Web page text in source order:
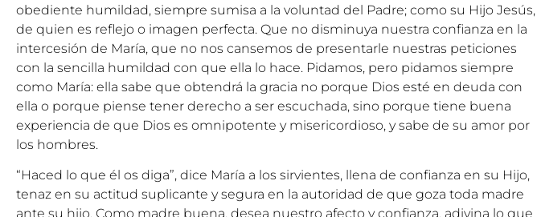
obediente humildad, siempre sumisa a la voluntad del Padre; como su Hijo Jesús,
de quien es reflejo o imagen perfecta. Que no disminuya nuestra confianza en la
intercesión de María, que no nos cansemos de presentarle nuestras peticiones
con la sencilla humildad con que ella lo hace. Pidamos, pero pidamos siempre
como María: ella sabe que obtendrá la gracia no porque Dios esté en deuda con
ella o porque piense tener derecho a ser escuchada, sino porque tiene buena
experiencia de que Dios es omnipotente y misericordioso, y sabe de su amor por
los hombres.
“Haced lo que él os diga”, dice María a los sirvientes, llena de confianza en su Hijo,
tenaz en su actitud suplicante y segura en la autoridad de que goza toda madre
ante su hijo. Como madre buena, desea nuestro afecto y confianza, adivina lo que